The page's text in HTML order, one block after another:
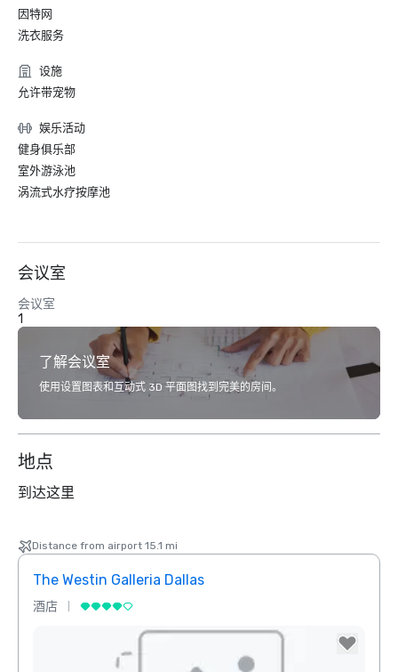
因特网
洗衣服务
设施
允许带宠物
娱乐活动
健身俱乐部
室外游泳池
涡流式水疗按摩池
会议室
会议室
1
了解会议室
使用设置图表和互动式 3D 平面图找到完美的房间。
地点
到达这里
Distance from airport 15.1 mi
The Westin Galleria Dallas
酒店